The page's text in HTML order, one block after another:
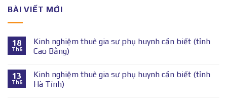
BÀI VIẾT MỚI
18
Th6
Kinh nghiệm thuê gia sư phụ huynh cần biết (tỉnh
Cao Bằng)
13
Th6
Kinh nghiệm thuê gia sư phụ huynh cần biết (tỉnh
Hà Tĩnh)